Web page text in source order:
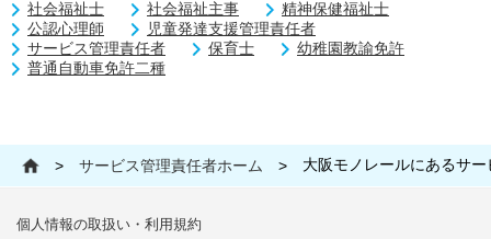
社会福祉士
社会福祉主事
精神保健福祉士
公認心理師
児童発達支援管理責任者
サービス管理責任者
保育士
幼稚園教諭免許
普通自動車免許二種
> サービス管理責任者ホーム > 大阪モノレールにあるサ
個人情報の取扱い・利用規約